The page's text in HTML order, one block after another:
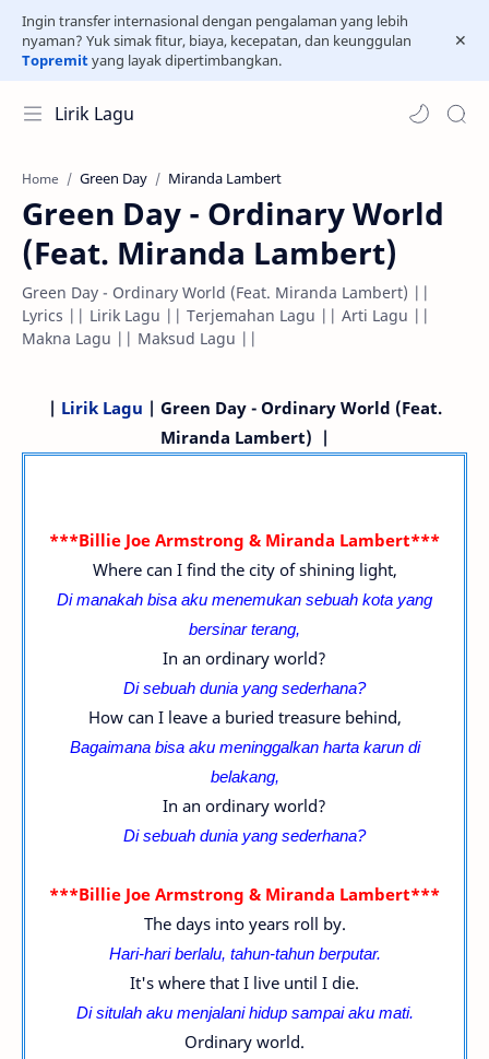
Ingin transfer internasional dengan pengalaman yang lebih
nyaman? Yuk simak fitur, biaya, kecepatan, dan keunggulan
Topremityang layak dipertimbangkan.
Lirik Lagu
Home Green Day Miranda Lambert
Green Day - Ordinary World
(Feat. Miranda Lambert)
Green Day - Ordinary World (Feat. Miranda Lambert) ||
Lyrics || Lirik Lagu || Terjemahan Lagu || Arti Lagu ||
Makna Lagu || Maksud Lagu ||
| Lirik Lagu | Green Day - Ordinary World (Feat.
Miranda Lambert) |
***Billie Joe Armstrong & Miranda Lambert***
Where can I find the city of shining light,
Di manakah bisa aku menemukan sebuah kota yang
bersinar terang,
In an ordinary world?
Di sebuah dunia yang sederhana?
How can I leave a buried treasure behind,
Bagaimana bisa aku meninggalkan harta karun di
belakang,
In an ordinary world?
Di sebuah dunia yang sederhana?
***Billie Joe Armstrong & Miranda Lambert***
The days into years roll by.
Hari-hari berlalu, tahun-tahun berputar.
It's where that I live until I die.
Di situlah aku menjalani hidup sampai aku mati.
Ordinary world.